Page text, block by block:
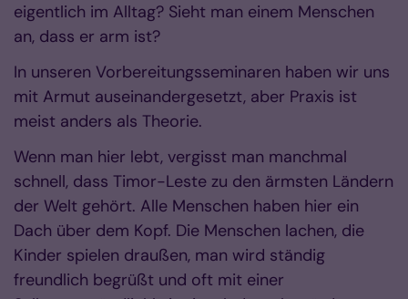
eigentlich im Alltag? Sieht man einem Menschen
an, dass er arm ist?
In unseren Vorbereitungsseminaren haben wir uns
mit Armut auseinandergesetzt, aber Praxis ist
meist anders als Theorie.
Wenn man hier lebt, vergisst man manchmal
schnell, dass Timor-Leste zu den ärmsten Ländern
der Welt gehört. Alle Menschen haben hier ein
Dach über dem Kopf. Die Menschen lachen, die
Kinder spielen draußen, man wird ständig
freundlich begrüßt und oft mit einer